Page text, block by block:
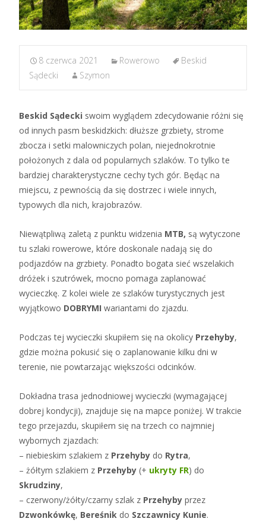
8 czerwca 2021 Rowerowo
Beskid
Sądecki
Szymon
Beskid Sądecki swoim wyglądem zdecydowanie różni się
od innych pasm beskidzkich: dłuższe grzbiety, strome
zbocza i setki malowniczych polan, niejednokrotnie
położonych z dala od popularnych szlaków. To tylko te
bardziej charakterystyczne cechy tych gór. Będąc na
miejscu, z pewnością da się dostrzec i wiele innych,
typowych dla nich, krajobrazów.
Niewątpliwą zaletą z punktu widzenia MTB, są wytyczone
tu szlaki rowerowe, które doskonale nadają się do
podjazdów na grzbiety. Ponadto bogata sieć wszelakich
dróżek i szutrówek, mocno pomaga zaplanować
wycieczkę. Z kolei wiele ze szlaków turystycznych jest
wyjątkowo DOBRYMI wariantami do zjazdu.
Podczas tej wycieczki skupiłem się na okolicy Przehyby,
gdzie można pokusić się o zaplanowanie kilku dni w
terenie, nie powtarzając większości odcinków.
Dokładna trasa jednodniowej wycieczki (wymagającej
dobrej kondycji), znajduje się na mapce poniżej. W trakcie
tego przejazdu, skupiłem się na trzech co najmniej
wybornych zjazdach:
– niebieskim szlakiem z Przehyby do Rytra,
– żółtym szlakiem z Przehyby (+ ukryty FR) do
Skrudziny,
– czerwony/żółty/czarny szlak z Przehyby przez
Dzwonkówkę, Bereśnik do Szczawnicy Kunie.